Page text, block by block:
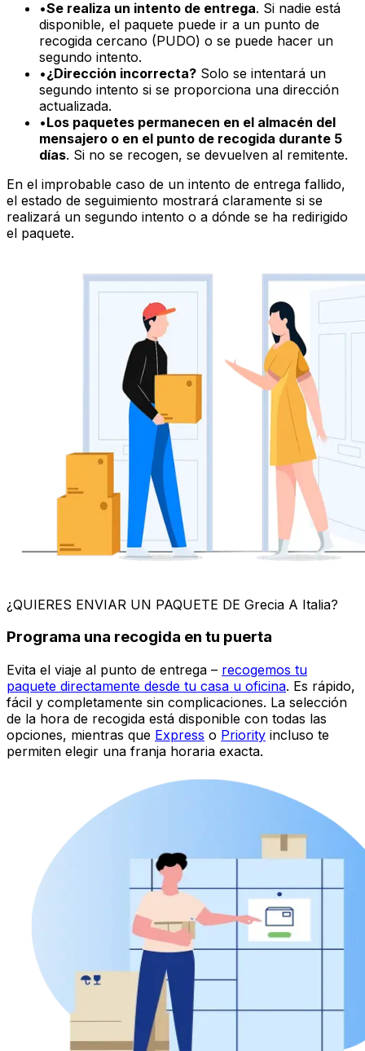
¿QUIERES ENVIAR UN PAQUETE DE Grecia A Italia?
Programa una recogida en tu puerta
Evita el viaje al punto de entrega –
recogemos tu
paquete directamente desde tu casa u oficina
. Es rápido,
fácil y completamente sin complicaciones. La selección
de la hora de recogida está disponible con todas las
opciones, mientras queExpress
incluso te
permiten elegir una franja horaria exacta.
Tienda de Paquetes con Eurosender
La entrega en tienda es una opción flexible para enviar
paquetes desde Grecia a Italia que te permiterecoger o
dejar paquetes en ubicaciones designadas– como
taquillas de paquetes, tiendas o tiendas de conveniencia
– en lugar de esperar a un mensajero en casa.
perfecto
cuando quieres enviar desde Grecia a Italia:
¿Con poco tiempo?Programa la recogida
cuando más te convenga.
• ¿Trabajando de 9 a 5?
No necesitas esperar en
casa – opta por un punto de entrega o recogida
cercano.
¿Quieres flexibilidad?
Disfruta de menos
entregas fallidas y más control sobre tu horario.